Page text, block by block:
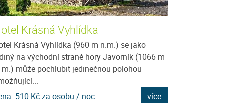
Krásná Vyhlídka
Krásná Vyhlídka (960 m n.m.) se jako
na východní straně hory Javorník (1066 m
m.) může pochlubit jedinečnou polohou
510 Kč za osobu / noc
více